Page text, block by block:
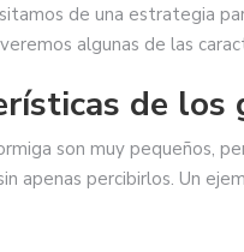
de una estrategia
algunas de las
de los
son muy pequeños,
apenas percibirlos. Un